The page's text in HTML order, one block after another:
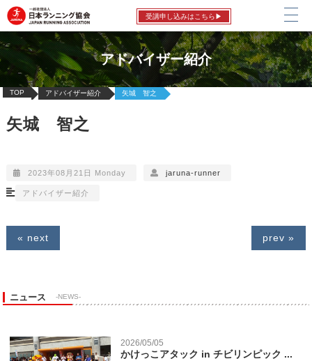
受講申し込みはこちら▶
アドバイザー紹介
TOP アドバイザー紹介 矢城 智之
矢城 智之
2023年08月21日 Monday jaruna-runner
アドバイザー紹介
« next prev »
ニュース -NEWS-
2026/05/05
かけっこアタック in チビリンピック ...